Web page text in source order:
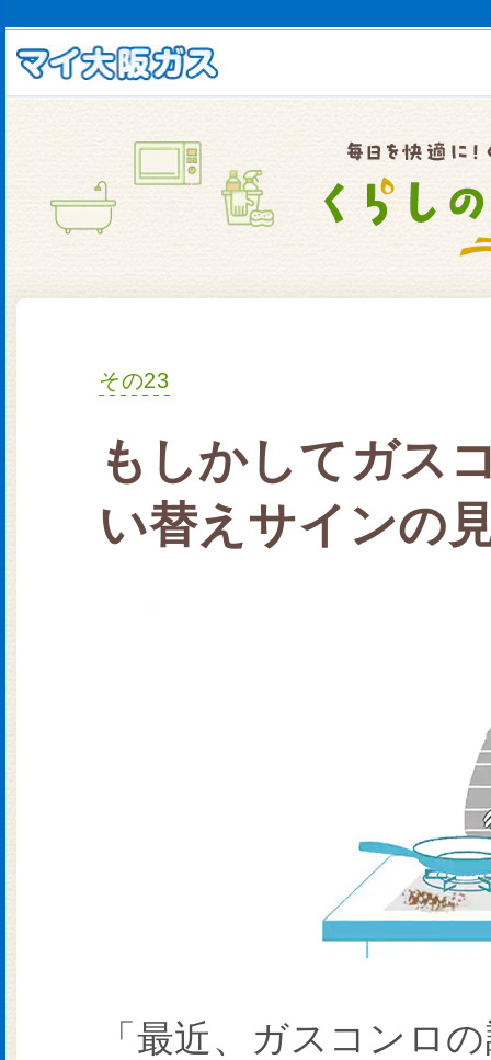
その23
もしかしてガス
い替えサインの
「最近、ガスコンロ